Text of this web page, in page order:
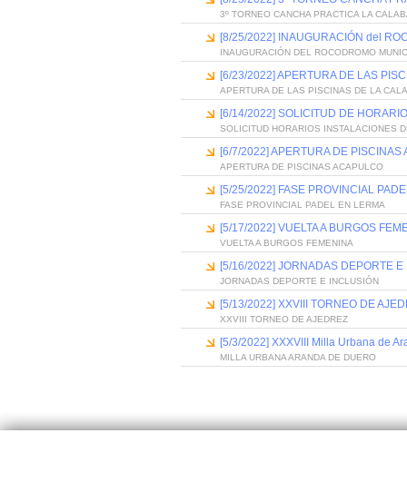
3º TORNEO CANCHA PRACTICA LA
[8/25/2022] INAUGURACIÓN del
INAUGURACIÓN DEL ROCODROMO
[6/23/2022] APERTURA DE LAS
APERTURA DE LAS PISCINAS DE LA
[6/14/2022] SOLICITUD DE
SOLICITUD HORARIOS INSTALACIONES
[6/7/2022] APERTURA DE PISCINAS
APERTURA DE PISCINAS ACAPULCO
[5/25/2022] FASE PROVINCIAL
FASE PROVINCIAL PADEL EN LERMA
[5/17/2022] VUELTA A BURGOS
VUELTA A BURGOS FEMENINA
[5/16/2022] JORNADAS DEPORTE
JORNADAS DEPORTE E INCLUSIÓN
[5/13/2022] XXVIII TORNEO DE
XXVIII TORNEO DE AJEDREZ
[5/3/2022] XXXVIII Milla Urbana de
MILLA URBANA ARANDA DE DUERO